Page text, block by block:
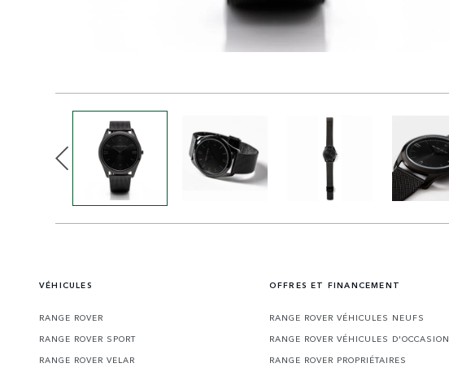
VÉHICULES
RANGE ROVER
RANGE ROVER SPORT
RANGE ROVER VELAR
OFFRES ET FINANCEMENT
RANGE ROVER VÉHICULES NEUFS
RANGE ROVER VÉHICULES D'OCCASION
RANGE ROVER PROPRIÉTAIRES